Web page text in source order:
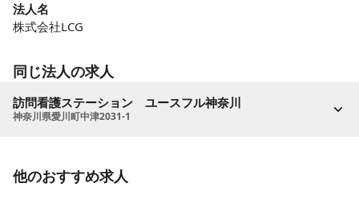
法人名
株式会社LCG
同じ法人の求人
訪問看護ステーション ユースフル神奈川
神奈川県愛川町中津2031-1
他のおすすめ求人